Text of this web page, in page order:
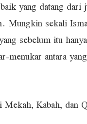
yang datang dari
Mungkin sekali
sebelum itu
menukar antara
Kabah, dan